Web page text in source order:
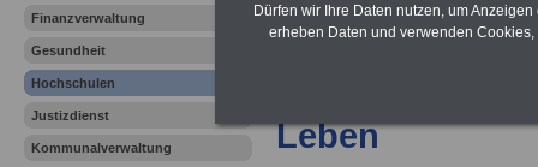
Finanzverwaltung
Gesundheit
Hochschulen
Justizdienst
Kommunalverwaltung
Ihr
Leben
Dürfen wir Ihre Daten nutzen, um
erheben Daten und verwenden